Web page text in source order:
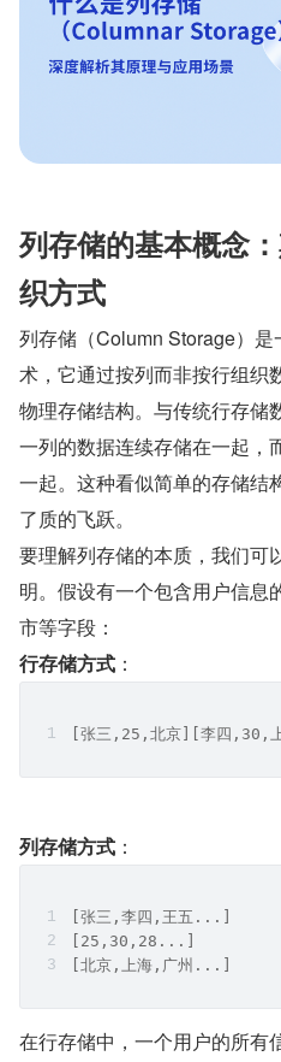
列存储的基本概念
织方式
列存储（Column Storage）
术，它通过按列而非按行组织
物理存储结构。与传统行存储
一列的数据连续存储在一起，
一起。这种看似简单的存储结
了质的飞跃。
要理解列存储的本质，我们可
明。假设有一个包含用户信息
市等字段：
行存储方式 ：
[张三,25,北京][李四
列存储方式 ：
[张三,李四,王五...]
[25,30,28...]
[北京,上海,广州...]
在行存储中，一个用户的所有